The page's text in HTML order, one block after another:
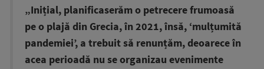
„Inițial, planificaserăm o petrecere frumoasă
pe o plajă din Grecia, în 2021, însă, ‘mulțumită
pandemiei’, a trebuit să renunțăm, deoarece în
acea perioadă nu se organizau evenimente